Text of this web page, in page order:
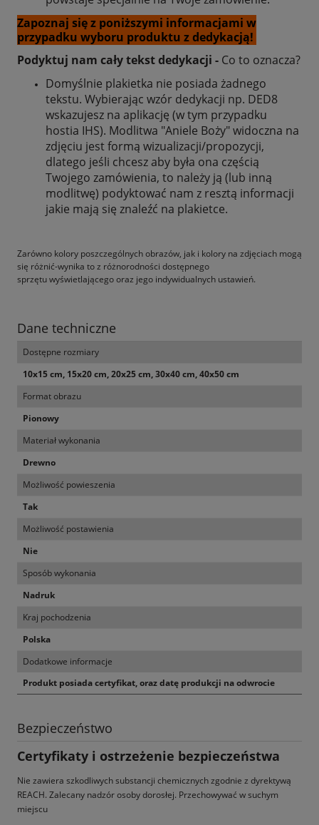
Zapoznaj się z poniższymi informacjami w
przypadku wyboru produktu z dedykacją!
Podyktuj nam cały tekst dedykacji - Co to oznacza?
Domyślnie plakietka nie posiada żadnego
tekstu. Wybierając wzór dedykacji np. DED8
wskazujesz na aplikację (w tym przypadku
hostia IHS). Modlitwa "Aniele Boży" widoczna na
zdjęciu jest formą wizualizacji/propozycji,
dlatego jeśli chcesz aby była ona częścią
Twojego zamówienia, to należy ją (lub inną
modlitwę) podyktować nam z resztą informacji
jakie mają się znaleźć na plakietce.
Zarówno kolory poszczególnych obrazów, jak i kolory na zdjęciach mogą
się różnić-wynika to z różnorodności dostępnego
sprzętu wyświetlającego oraz jego indywidualnych ustawień.
Dane techniczne
Dostępne rozmiary
10x15 cm, 15x20 cm, 20x25 cm, 30x40 cm, 40x50 cm
Format obrazu
Pionowy
Materiał wykonania
Drewno
Możliwość powieszenia
Tak
Możliwość postawienia
Nie
Sposób wykonania
Nadruk
Kraj pochodzenia
Polska
Dodatkowe informacje
Produkt posiada certyfikat, oraz datę produkcji na odwrocie
Bezpieczeństwo
Certyfikaty i ostrzeżenie bezpieczeństwa
Nie zawiera szkodliwych substancji chemicznych zgodnie z dyrektywą
REACH. Zalecany nadzór osoby dorosłej. Przechowywać w suchym
miejscu